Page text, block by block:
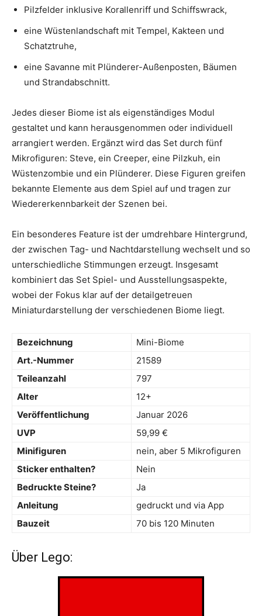
Pilzfelder inklusive Korallenriff und Schiffswrack,
eine Wüstenlandschaft mit Tempel, Kakteen und
Schatztruhe,
eine Savanne mit Plünderer-Außenposten, Bäumen
und Strandabschnitt.
Jedes dieser Biome ist als eigenständiges Modul
gestaltet und kann herausgenommen oder individuell
arrangiert werden. Ergänzt wird das Set durch fünf
Mikrofiguren: Steve, ein Creeper, eine Pilzkuh, ein
Wüstenzombie und ein Plünderer. Diese Figuren greifen
bekannte Elemente aus dem Spiel auf und tragen zur
Wiedererkennbarkeit der Szenen bei.
Ein besonderes Feature ist der umdrehbare Hintergrund,
der zwischen Tag- und Nachtdarstellung wechselt und so
unterschiedliche Stimmungen erzeugt. Insgesamt
kombiniert das Set Spiel- und Ausstellungsaspekte,
wobei der Fokus klar auf der detailgetreuen
Miniaturdarstellung der verschiedenen Biome liegt.
Bezeichnung
Mini-Biome
Art.-Nummer
21589
Teileanzahl
797
Alter
12+
Veröffentlichung
Januar 2026
UVP
59,99 €
Minifiguren
nein, aber 5 Mikrofiguren
Sticker enthalten?
Nein
Bedruckte Steine?
Ja
Anleitung
gedruckt und via App
Bauzeit
70 bis 120 Minuten
Über Lego: